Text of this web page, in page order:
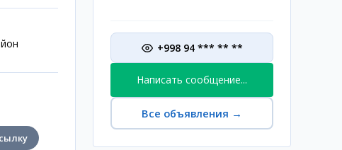
+998 94 *** ** **
Написать сообщение...
Все объявления →